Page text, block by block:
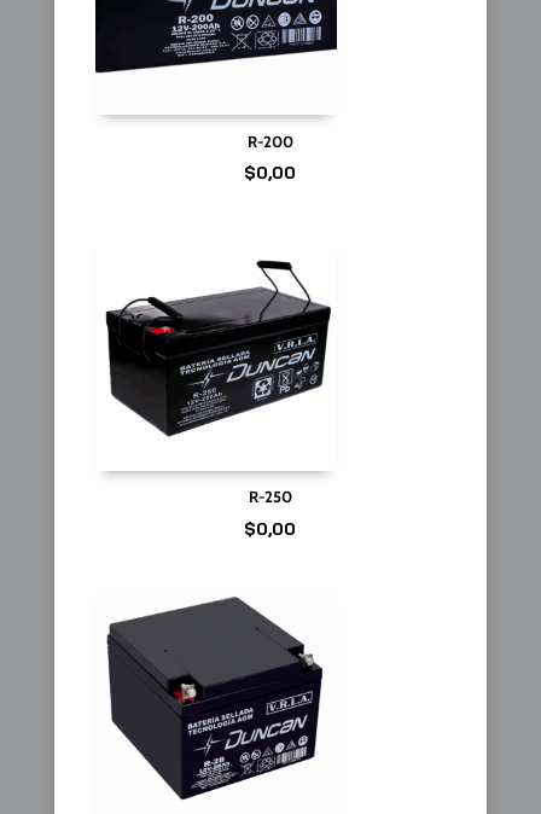
R-200
$0,00
R-250
$0,00